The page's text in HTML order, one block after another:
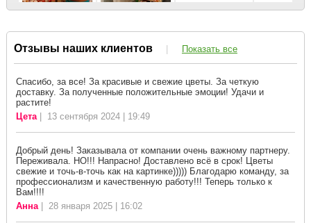
Отзывы наших клиентов | Показать все
Спасибо, за все! За красивые и свежие цветы. За четкую
доставку. За полученные положительные эмоции! Удачи и
растите!
Цета| 13 сентября 2024 | 19:49
Добрый день! Заказывала от компании очень важному партнеру.
Переживала. НО!!! Напрасно! Доставлено всё в срок! Цветы
свежие и точь-в-точь как на картинке))))) Благодарю команду, за
профессионализм и качественную работу!!! Теперь только к
Вам!!!!
Анна| 28 января 2025 | 16:02